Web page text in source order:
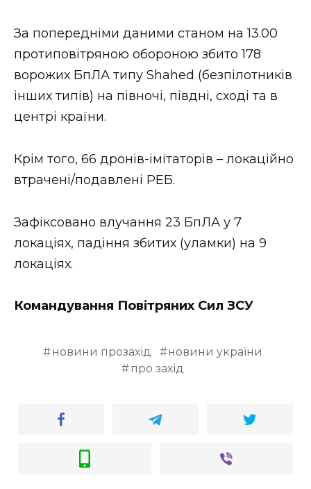
ВІДЕО
За попередніми даними станом на 13.00
протиповітряною обороною збито 178
ворожих БпЛА типу Shahed (безпілотників
інших типів) на півночі, півдні, сході та в
центрі країни.
Крім того, 66 дронів-імітаторів – локаційно
втрачені/подавлені РЕБ.
Зафіксовано влучання 23 БпЛА у 7
локаціях, падіння збитих (уламки) на 9
локаціях.
Командування Повітряних Сил ЗСУ
новини прозахід
новини україни
про захід